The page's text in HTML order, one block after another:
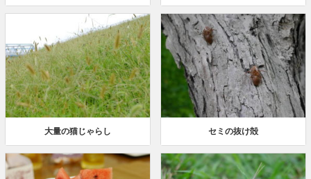
大量の猫じゃらし セミの抜け殻